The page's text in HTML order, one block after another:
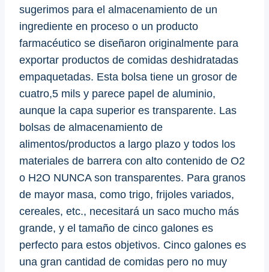
sugerimos para el almacenamiento de un
ingrediente en proceso o un producto
farmacéutico se diseñaron originalmente para
exportar productos de comidas deshidratadas
empaquetadas. Esta bolsa tiene un grosor de
cuatro,5 mils y parece papel de aluminio,
aunque la capa superior es transparente. Las
bolsas de almacenamiento de
alimentos/productos a largo plazo y todos los
materiales de barrera con alto contenido de O2
o H2O NUNCA son transparentes. Para granos
de mayor masa, como trigo, frijoles variados,
cereales, etc., necesitará un saco mucho más
grande, y el tamaño de cinco galones es
perfecto para estos objetivos. Cinco galones es
una gran cantidad de comidas pero no muy